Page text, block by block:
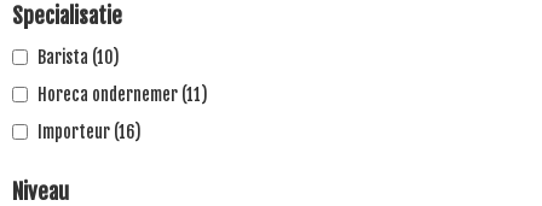
Specialisatie
Barista (10)
Horeca ondernemer (11)
Importeur (16)
Niveau